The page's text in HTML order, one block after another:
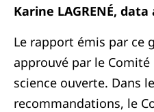
Karine LAGRENÉ,
Le rapport émis par ce
approuvé par le
science ouverte. Dans
recommandations, le